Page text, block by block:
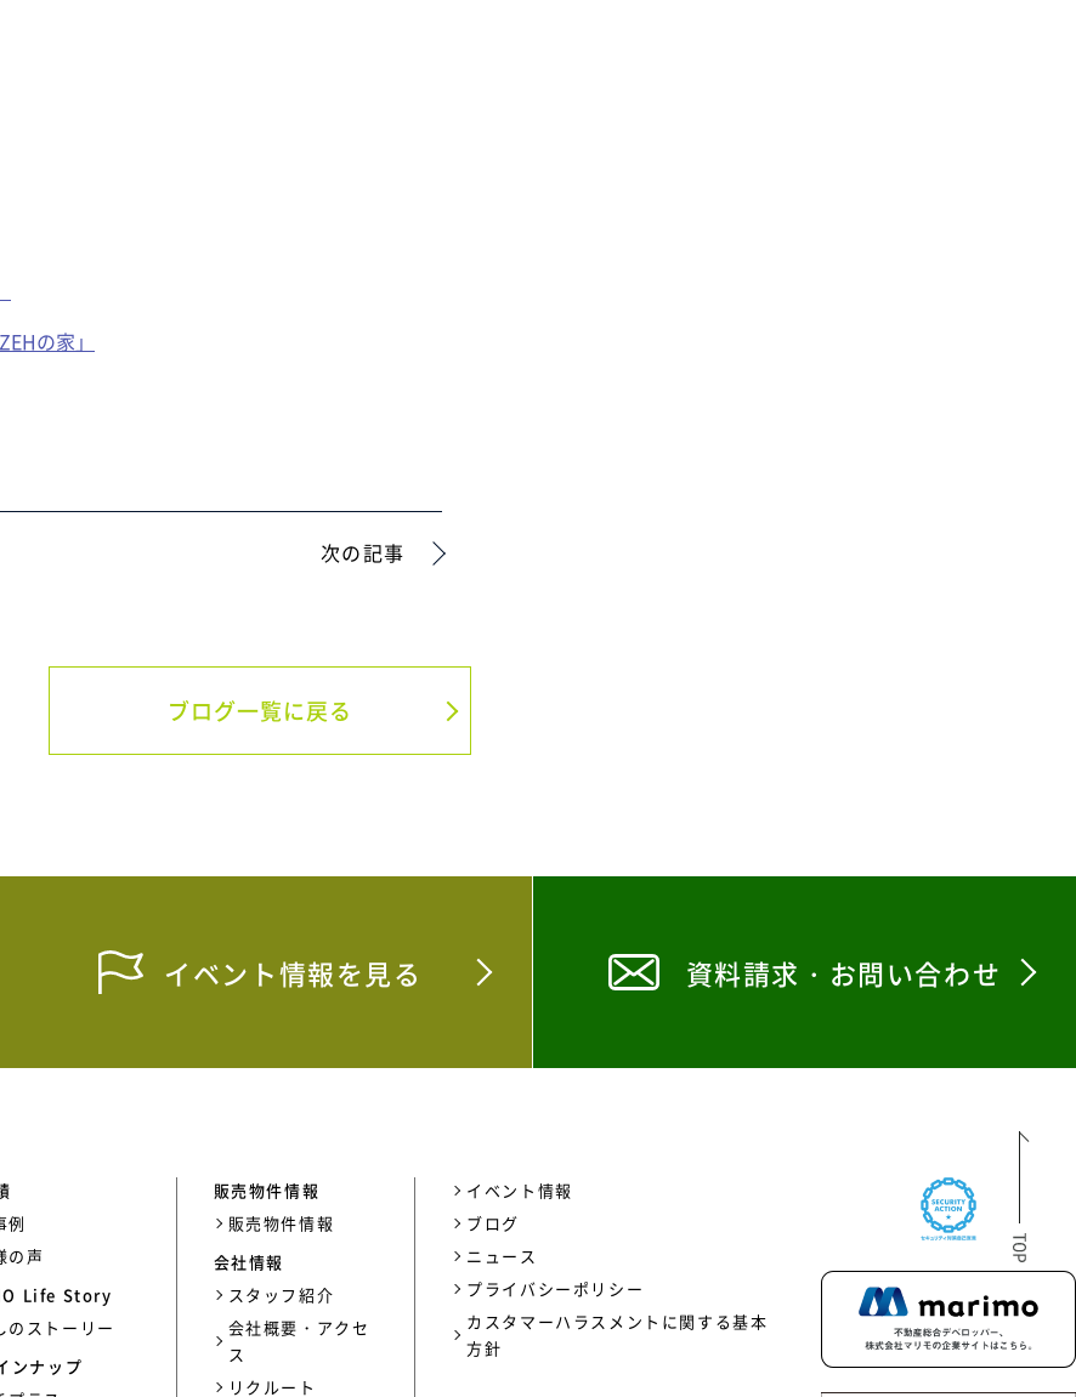
の家」
次の記事
ブログ一覧に戻る
イベント情報を見る 資料請求・お問い合わせ
例
の声
Life Story
のストーリー
ンナップ
販売物件情報
販売物件情報
会社情報
スタッフ紹介
会社概要・アクセ
ス
リクルート
イベント情報
ブログ
ニュース
プライバシーポリシー
カスタマーハラスメントに関する基本
方針